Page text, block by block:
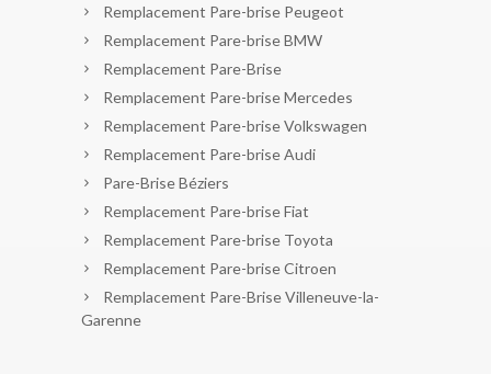
Remplacement Pare-brise Peugeot
Remplacement Pare-brise BMW
Remplacement Pare-Brise
Remplacement Pare-brise Mercedes
Remplacement Pare-brise Volkswagen
Remplacement Pare-brise Audi
Pare-Brise Béziers
Remplacement Pare-brise Fiat
Remplacement Pare-brise Toyota
Remplacement Pare-brise Citroen
Remplacement Pare-Brise Villeneuve-la-
Garenne